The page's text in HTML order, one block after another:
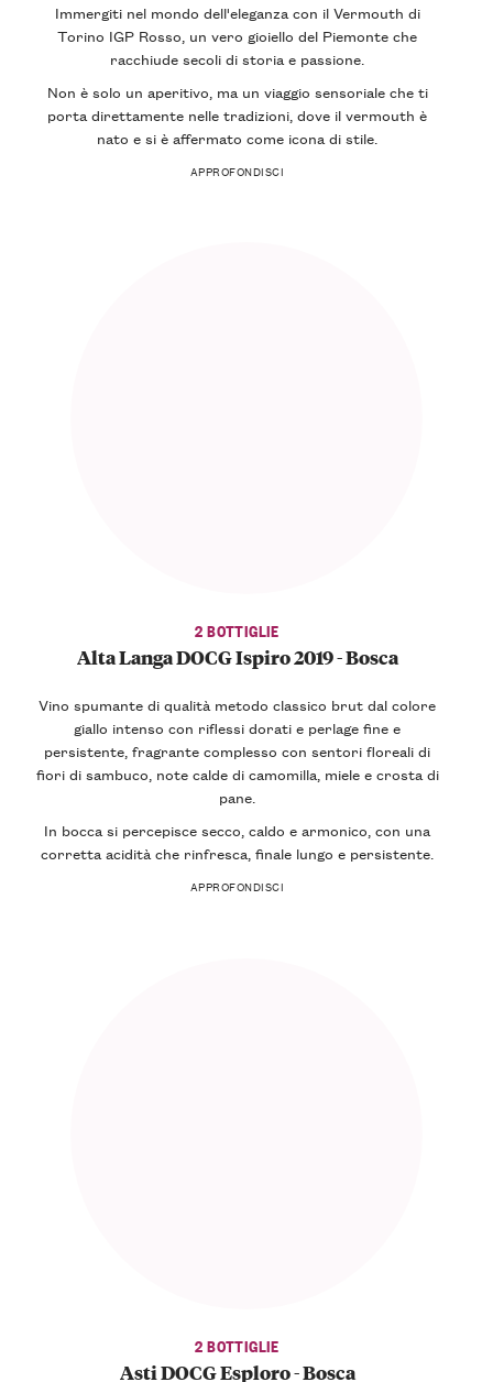
Immergiti nel mondo dell'eleganza con il Vermouth di
Torino IGP Rosso, un vero gioiello del Piemonte che
racchiude secoli di storia e passione.
Non è solo un aperitivo, ma un viaggio sensoriale che ti
porta direttamente nelle tradizioni, dove il vermouth è
nato e si è affermato come icona di stile.
APPROFONDISCI
2 BOTTIGLIE
Alta Langa DOCG Ispiro 2019 - Bosca
Vino spumante di qualità metodo classico brut dal colore
giallo intenso con riflessi dorati e perlage fine e
persistente, fragrante complesso con sentori floreali di
fiori di sambuco, note calde di camomilla, miele e crosta di
pane.
In bocca si percepisce secco, caldo e armonico, con una
corretta acidità che rinfresca, finale lungo e persistente.
APPROFONDISCI
2 BOTTIGLIE
Asti DOCG Esploro - Bosca